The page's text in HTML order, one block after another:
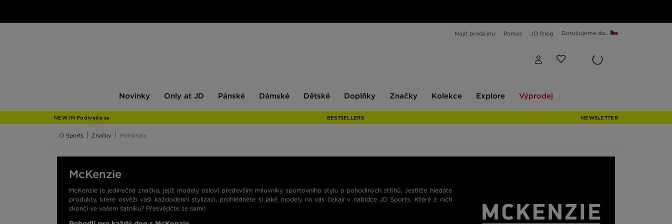
Najít prodejnu Pomoc JD Blog Doručujeme do...
Novinky
JD
Only at JD Pánské Dámské Dětské Doplňky Značky Kolekce Explore Výprodej
NEW IN Podívejte se BESTSELLERS NEWSLETTER
JD Sports Značky McKenzie
McKenzie
McKenzie je jedinečná značka, jejíž modely osloví především milovníky sportovního stylu a pohodlných střihů. Jestliže hledáte
produkty, které osvěží vaši každodenní stylizaci, prohlédněte si jaké modely na vás čekají v nabídce JD Sports. Které z nich
skončí ve vašem šatníku? Přesvědčte se sami!